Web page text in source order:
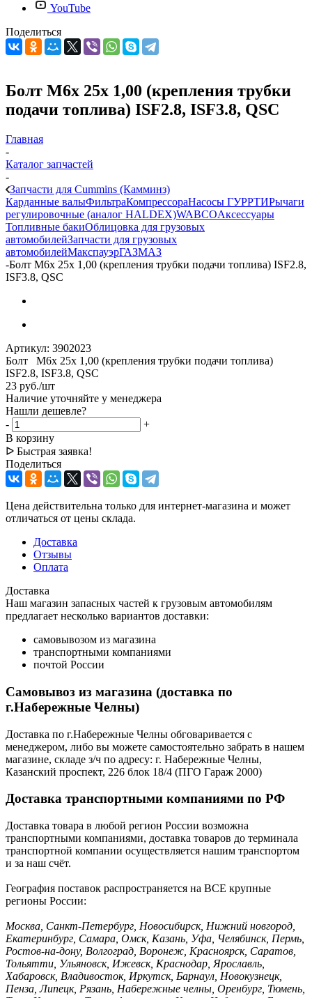
YouTube
Поделиться
Болт М6х 25х 1,00 (крепления трубки
подачи топлива) ISF2.8, ISF3.8, QSC
Главная
-
Каталог запчастей
-
Запчасти для Cummins (Камминз)
Карданные валыФильтраКомпрессораНасосы ГУРРТИРычаги
регулировочные (аналог HALDEX)WABCOАксессуары
Топливные бакиОблицовка для грузовых
автомобилейЗапчасти для грузовых
автомобилейМакспауэрГАЗМАЗ
-Болт М6х 25х 1,00 (крепления трубки подачи топлива) ISF2.8,
ISF3.8, QSC
Артикул: 3902023
Болт М6х 25х 1,00 (крепления трубки подачи топлива)
ISF2.8, ISF3.8, QSC
23 руб./шт
Наличие уточняйте у менеджера
Нашли дешевле?
-
+
В корзину
ᐅ Быстрая заявка!
Поделиться
Цена действительна только для интернет-магазина и может
отличаться от цены склада.
Доставка
Отзывы
Оплата
Доставка
Наш магазин запасных частей к грузовым автомобилям
предлагает несколько вариантов доставки:
самовывозом из магазина
транспортными компаниями
почтой России
Самовывоз из магазина (доставка по
г.Набережные Челны)
Доставка по г.Набережные Челны обговаривается с
менеджером, либо вы можете самостоятельно забрать в нашем
магазине, складе з/ч по адресу: г. Набережные Челны,
Казанский проспект, 226 блок 18/4 (ПГО Гараж 2000)
Доставка транспортными компаниями по РФ
Доставка товара в любой регион России возможна
транспортными компаниями, доставка товаров до терминала
транспортной компании осуществляется нашим транспортом
и за наш счёт.
География поставок распространяется на ВСЕ крупные
регионы России:
Москва, Санкт-Петербург, Новосибирск, Нижний новгород,
Екатеринбург, Самара, Омск, Казань, Уфа, Челябинск, Пермь,
Ростов-на-дону, Волгоград, Воронеж, Красноярск, Саратов,
Тольятти, Ульяновск, Ижевск, Краснодар, Ярославль,
Хабаровск, Владивосток, Иркутск, Барнаул, Новокузнецк,
Пенза, Липецк, Рязань, Набережные челны, Оренбург, Тюмень,